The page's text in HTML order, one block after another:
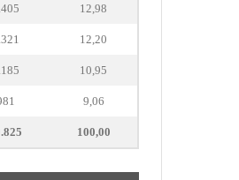
12,98
12,20
10,95
9,06
100,00